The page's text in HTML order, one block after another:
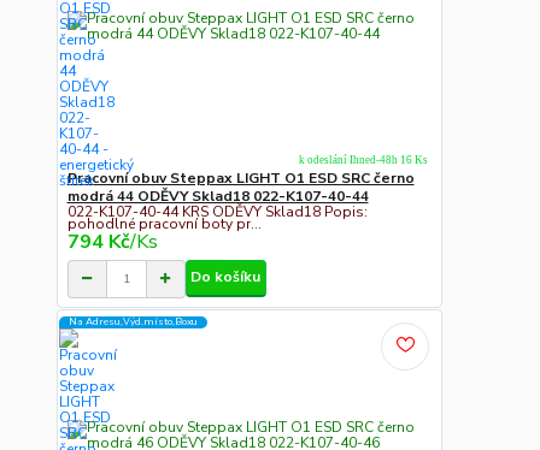
Pracovní obuv Steppax LIGHT O1 ESD SRC černo
modrá 44 ODĚVY Sklad18 022-K107-40-44
022-K107-40-44 KRS ODĚVY Sklad18 Popis:
pohodlné pracovní boty pr...
794 Kč/Ks
k odeslání Ihned-48h 16 Ks
Do košíku
Na Adresu,Výd.místo,Boxu